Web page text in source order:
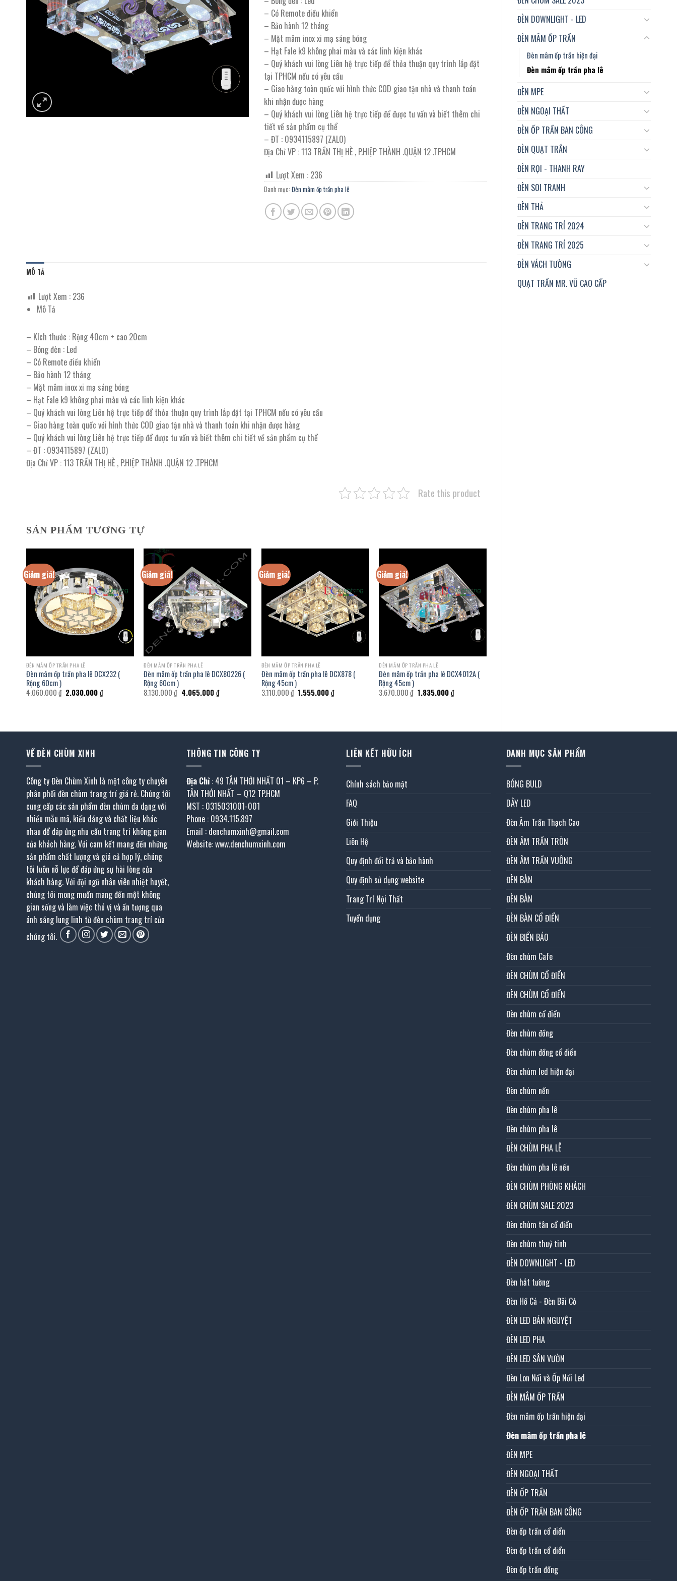
ĐÈN DOWNLIGHT - LED
ĐÈN MÂM ỐP TRẦN
Đèn mâm ốp trần hiện đại
Đèn mâm ốp trần pha lê
ĐÈN MPE
ĐÈN NGOẠI THẤT
ĐÈN ỐP TRẦN BAN CÔNG
ĐÈN QUẠT TRẦN
ĐÈN RỌI - THANH RAY
ĐÈN SOI TRANH
ĐÈN THẢ
ĐÈN TRANG TRÍ 2024
ĐÈN TRANG TRÍ 2025
ĐÈN VÁCH TƯỜNG
QUẠT TRẦN MR. VŨ CAO CẤP
3.300.000 ₫.
– Có Remote điều khiển
– Bảo hành 12 tháng
– Mặt mâm inox xi mạ sáng bóng
– Hạt Fale k9 không phai màu và các linh kiện khác
– Quý khách vui lòng Liên hệ trực tiếp để thỏa thuận quy trình lắp đặt
tại TPHCM nếu có yêu cầu
– Giao hàng toàn quốc với hình thức COD giao tận nhà và thanh toán
khi nhận được hàng
– Quý khách vui lòng Liên hệ trực tiếp để được tư vấn và biết thêm chi
tiết về sản phẩm cụ thể
– ĐT : 0934115897 (ZALO)
Địa Chỉ VP : 113 TRẦN THỊ HÈ , P.HIỆP THÀNH .QUẬN 12 .TPHCM
Lượt Xem : 236
Danh mục: Đèn mâm ốp trần pha lê
MÔ TẢ
Lượt Xem : 236
Mô Tả
– Kích thước : Rộng 40cm + cao 20cm
– Bóng đèn : Led
– Có Remote điều khiển
– Bảo hành 12 tháng
– Mặt mâm inox xi mạ sáng bóng
– Hạt Fale k9 không phai màu và các linh kiện khác
– Quý khách vui lòng Liên hệ trực tiếp để thỏa thuận quy trình lắp đặt tại TPHCM nếu có yêu cầu
– Giao hàng toàn quốc với hình thức COD giao tận nhà và thanh toán khi nhận được hàng
– Quý khách vui lòng Liên hệ trực tiếp để được tư vấn và biết thêm chi tiết về sản phẩm cụ thể
– ĐT : 0934115897 (ZALO)
Địa Chỉ VP : 113 TRẦN THỊ HÈ , P.HIỆP THÀNH .QUẬN 12 .TPHCM
Rate this product
SẢN PHẨM TƯƠNG TỰ
Giảm giá!
ĐÈN MÂM ỐP TRẦN PHA LÊ
Đèn mâm ốp trần pha lê DCX232 (
Rộng 60cm )
4.060.000₫ Giá
gốc
2.030.000₫Giá
Giảm giá!
ĐÈN MÂM ỐP TRẦN PHA LÊ
Đèn mâm ốp trần pha lê DCX80226 (
Rộng 60cm )
8.130.000₫ Giá
gốc
4.065.000₫Giá
hiện
Giảm giá!
ĐÈN MÂM ỐP TRẦN PHA LÊ
Đèn mâm ốp trần pha lê DCX878 (
Rộng 45cm )
3.110.000₫ Giá
gốc
1.555.000₫Giá
Giảm giá!
ĐÈN MÂM ỐP TRẦN PHA LÊ
Đèn mâm ốp trần pha lê DCX4012A (
Rộng 45cm )
3.670.000₫ Giá
gốc
1.835.000₫Giá
hiện
VỀ ĐÈN CHÙM XINH
Công ty Đèn Chùm Xinh là một công ty chuyên
phân phối đèn chùm trang trí giá rẻ. Chúng tôi
cung cấp các sản phẩm đèn chùm đa dạng với
nhiều mẫu mã, kiểu dáng và chất liệu khác
nhau để đáp ứng nhu cầu trang trí không gian
của khách hàng. Với cam kết mang đến những
sản phẩm chất lượng và giá cả hợp lý, chúng
tôi luôn nỗ lực để đáp ứng sự hài lòng của
khách hàng. Với đội ngũ nhân viên nhiệt huyết,
chúng tôi mong muốn mang đến một không
gian sống và làm việc thú vị và ấn tượng qua
ánh sáng lung linh từ đèn chùm trang trí của
chúng tôi.
THÔNG TIN CÔNG TY
Địa Chỉ : 49 TÂN THỚI NHẤT 01 – KP6 – P.
TÂN THỚI NHẤT – Q12 TP.HCM
MST : 0315031001-001
Phone : 0934.115.897
Email : denchumxinh@gmail.com
Website: www.denchumxinh.com
LIÊN KẾT HỮU ÍCH
Chính sách bảo mật
FAQ
Giới Thiệu
Liên Hệ
Quy định đổi trả và bảo hành
Quy định sử dụng website
Trang Trí Nội Thất
Tuyển dụng
DANH MỤC SẢN PHẨM
BÓNG BULD
DÂY LED
Đèn Âm Trần Thạch Cao
ĐÈN ÂM TRẦN TRÒN
ĐÈN ÂM TRẦN VUÔNG
ĐÈN BÀN
ĐÈN BÀN
ĐÈN BÀN CỔ ĐIỂN
ĐÈN BIỂN BÁO
Đèn chùm Cafe
ĐÈN CHÙM CỔ ĐIỂN
ĐÈN CHÙM CỔ ĐIỂN
Đèn chùm cổ điển
Đèn chùm đồng
Đèn chùm đồng cổ điển
Đèn chùm led hiện đại
Đèn chùm nến
Đèn chùm pha lê
Đèn chùm pha lê
ĐÈN CHÙM PHA LÊ
Đèn chùm pha lê nến
ĐÈN CHÙM PHÒNG KHÁCH
ĐÈN CHÙM SALE 2023
Đèn chùm tân cổ điển
Đèn chùm thuỷ tinh
ĐÈN DOWNLIGHT - LED
Đèn hắt tường
Đèn Hồ Cá - Đèn Bãi Cỏ
ĐÈN LED BÁN NGUYỆT
ĐÈN LED PHA
ĐÈN LED SÂN VƯỜN
Đèn Lon Nổi và Ốp Nổi Led
ĐÈN MÂM ỐP TRẦN
Đèn mâm ốp trần hiện đại
Đèn mâm ốp trần pha lê
ĐÈN MPE
ĐÈN NGOẠI THẤT
ĐÈN ỐP TRẦN
ĐÈN ỐP TRẦN BAN CÔNG
Đèn ốp trần cổ điển
Đèn ốp trần cổ điển
Đèn ốp trần đồng